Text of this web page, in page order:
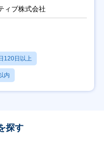
ィブ株式会社
120日以上
内
探す